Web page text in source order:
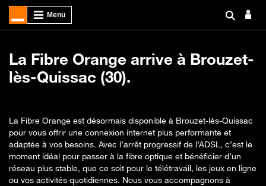
La Fibre Orange arrive à Brouzet-
lès-Quissac (30).
La Fibre Orange est désormais disponible à Brouzet-lès-Quissac
pour vous offrir une connexion internet plus performante et
adaptée à vos besoins. Avec l’arrêt progressif de l’ADSL, c’est le
moment idéal pour passer à la fibre optique et bénéficier d’un
réseau plus stable, que ce soit pour le télétravail, les jeux en ligne
ou vos activités quotidiennes. Nous vous accompagnons à